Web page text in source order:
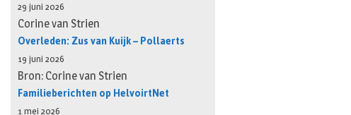
29 juni 2026
Corine van Strien
Overleden: Zus van Kuijk – Pollaerts
19 juni 2026
Bron: Corine van Strien
Familieberichten op HelvoirtNet
1 mei 2026